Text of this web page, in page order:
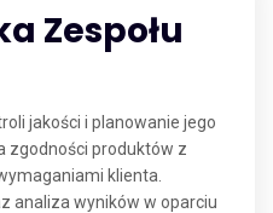
Zespołu
jakości i planowanie jego
zgodności produktów z
klienta.
analiza wyników w oparciu